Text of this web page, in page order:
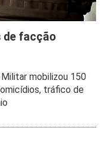
de facção
mobilizou 150
tráfico de